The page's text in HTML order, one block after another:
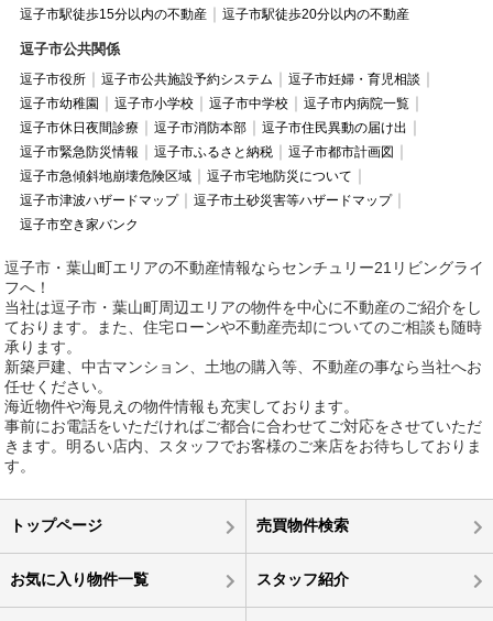
逗子市駅徒歩15分以内の不動産
逗子市駅徒歩20分以内の不動産
逗子市公共関係
逗子市役所 逗子市公共施設予約システム
逗子市妊婦・育児相談
逗子市幼稚園
逗子市小学校 逗子市中学校
逗子市内病院一覧
逗子市休日夜間診療
逗子市消防本部
逗子市住民異動の届け出
逗子市緊急防災情報
逗子市ふるさと納税
逗子市都市計画図
逗子市急傾斜地崩壊危険区域
逗子市宅地防災について
逗子市津波ハザードマップ
逗子市土砂災害等ハザードマップ
逗子市空き家バンク
逗子市・葉山町エリアの不動産情報ならセンチュリー21リビングライ
フへ！
当社は逗子市・葉山町周辺エリアの物件を中心に不動産のご紹介をし
ております。また、住宅ローンや不動産売却についてのご相談も随時
承ります。
新築戸建、中古マンション、土地の購入等、不動産の事なら当社へお
任せください。
海近物件や海見えの物件情報も充実しております。
事前にお電話をいただければご都合に合わせてご対応をさせていただ
きます。明るい店内、スタッフでお客様のご来店をお待ちしておりま
す。
トップページ 売買物件検索
お気に入り物件一覧 スタッフ紹介